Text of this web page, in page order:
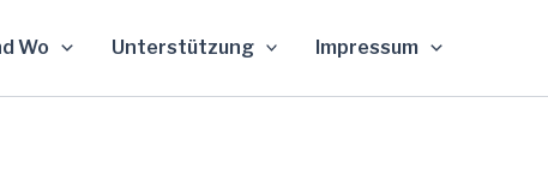
Wo Unterstützung Impressum